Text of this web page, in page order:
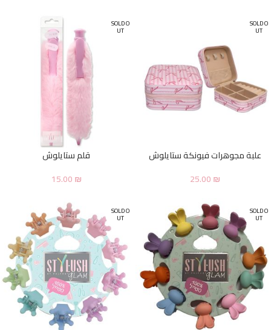
SOLD O
UT
علبة مجوهرات فيونكة ستايلوش
25.00₪
SOLD O
UT
قلم ستايلوش
15.00₪
SOLD O
UT
SOLD O
UT